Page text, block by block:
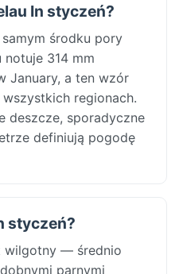
In styczeń?
środku pory
notuje 314 mm
January, a ten wzór
regionach.
deszcze, sporadyczne
definiują pogodę
styczeń?
wilgotny — średnio
parnymi